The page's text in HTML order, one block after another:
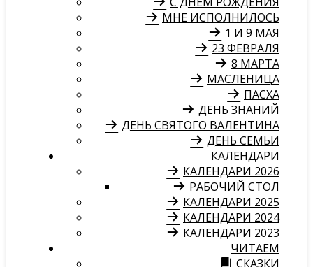
МНЕ ИСПОЛНИЛОСЬ
1 И 9 МАЯ
23 ФЕВРАЛЯ
8 МАРТА
МАСЛЕНИЦА
ПАСХА
ДЕНЬ ЗНАНИЙ
ДЕНЬ СВЯТОГО ВАЛЕНТИНА
ДЕНЬ СЕМЬИ
КАЛЕНДАРИ
КАЛЕНДАРИ 2026
РАБОЧИЙ СТОЛ
КАЛЕНДАРИ 2025
КАЛЕНДАРИ 2024
КАЛЕНДАРИ 2023
ЧИТАЕМ
СКАЗКИ